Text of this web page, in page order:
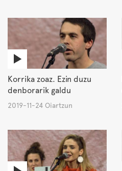
Korrika zoaz. Ezin duzu
denborarik galdu
2019-11-24 Oiartzun